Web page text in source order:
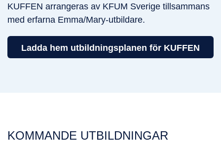
KUFFEN arrangeras av KFUM Sverige tillsammans
med erfarna Emma/Mary-utbildare.
Ladda hem utbildningsplanen för KUFFEN
KOMMANDE UTBILDNINGAR